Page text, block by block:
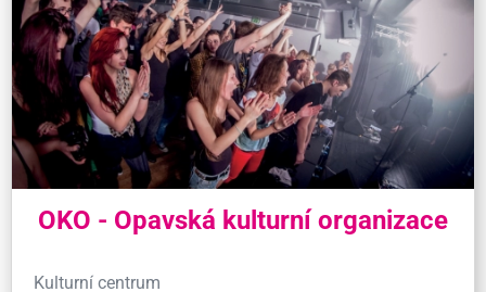
OKO - Opavská kulturní organizace
Kulturní centrum